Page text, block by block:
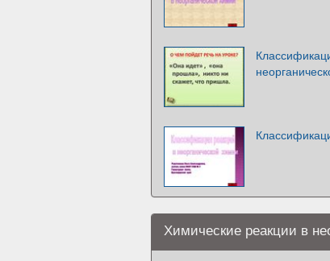
Химические реакции в